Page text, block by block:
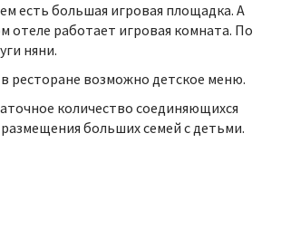
есть большая игровая площадка. А
отеле работает игровая комната. По
няни.
в ресторане возможно детское меню.
количество соединяющихся
больших семей с детьми.